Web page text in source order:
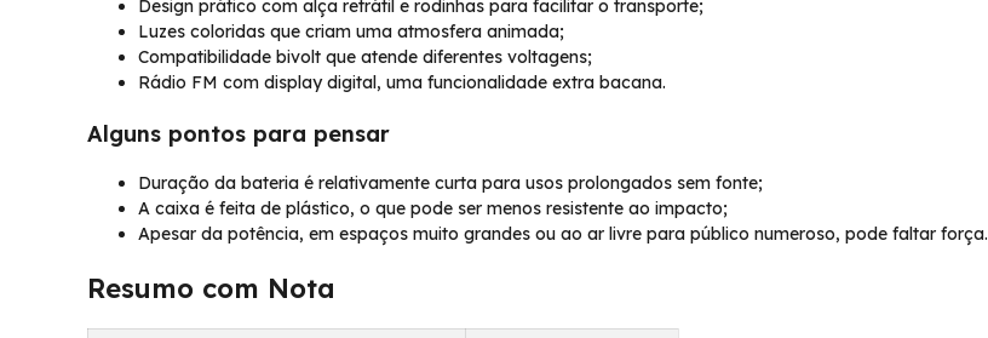
Design prático com alça retrátil e rodinhas para facilitar o transporte;
Luzes coloridas que criam uma atmosfera animada;
Compatibilidade bivolt que atende diferentes voltagens;
Rádio FM com display digital, uma funcionalidade extra bacana.
Alguns pontos para pensar
Duração da bateria é relativamente curta para usos prolongados sem fonte;
A caixa é feita de plástico, o que pode ser menos resistente ao impacto;
Apesar da potência, em espaços muito grandes ou ao ar livre para público numeroso, pode faltar força.
Resumo com Nota